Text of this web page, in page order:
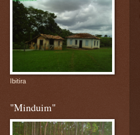
Ibitira
"Minduim"